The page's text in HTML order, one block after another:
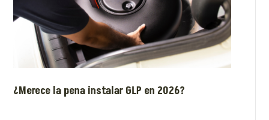
¿Merece la pena instalar GLP en 2026?